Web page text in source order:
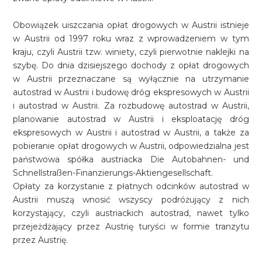
Obowiązek uiszczania opłat drogowych w Austrii istnieje
w Austrii od 1997 roku wraz z wprowadzeniem w tym
kraju, czyli Austrii tzw. winiety, czyli pierwotnie naklejki na
szybę. Do dnia dzisiejszego dochody z opłat drogowych
w Austrii przeznaczane są wyłącznie na utrzymanie
autostrad w Austrii i budowę dróg ekspresowych w Austrii
i autostrad w Austrii. Za rozbudowę autostrad w Austrii,
planowanie autostrad w Austrii i eksploatację dróg
ekspresowych w Austrii i autostrad w Austrii, a także za
pobieranie opłat drogowych w Austrii, odpowiedzialna jest
państwowa spółka austriacka Die Autobahnen- und
Schnellstraßen-Finanzierungs-Aktiengesellschaft.
Opłaty za korzystanie z płatnych odcinków autostrad w
Austrii muszą wnosić wszyscy podróżujący z nich
korzystający, czyli austriackich autostrad, nawet tylko
przejeżdżający przez Austrię turyści w formie tranzytu
przez Austrię.